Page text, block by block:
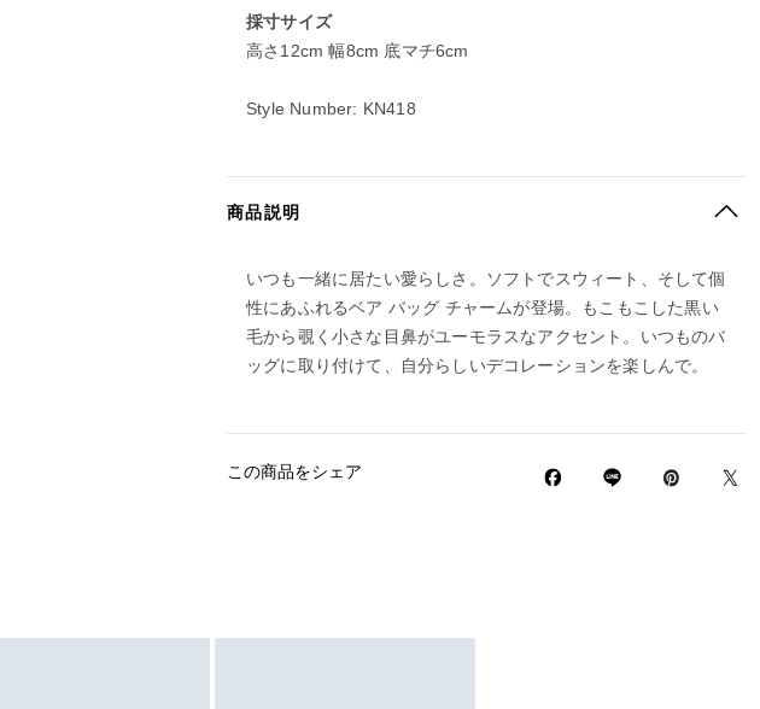
採寸サイズ
高さ12cm 幅8cm 底マチ6cm
Style Number: KN418
商品説明
いつも一緒に居たい愛らしさ。ソフトでスウィート、そして個
性にあふれるベア バッグ チャームが登場。もこもこした黒い
毛から覗く小さな目鼻がユーモラスなアクセント。いつものバ
ッグに取り付けて、自分らしいデコレーションを楽しんで。
この商品をシェア